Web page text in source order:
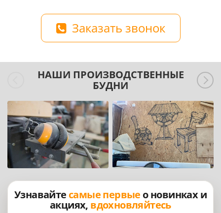
Заказать звонок
НАШИ ПРОИЗВОДСТВЕННЫЕ
БУДНИ
Узнавайте самые первые о новинках и
акциях, вдохновляйтесь